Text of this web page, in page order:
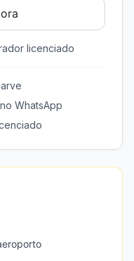
licenciado
WhatsApp